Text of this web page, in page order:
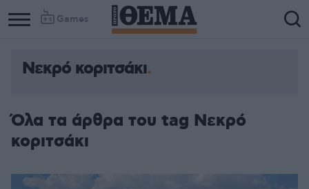
Games
Νεκρό κοριτσάκι
Όλα τα άρθρα του tag Νεκρό
κοριτσάκι